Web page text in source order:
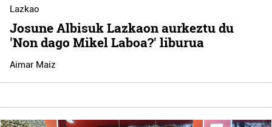
Lazkao
Josune Albisuk Lazkaon aurkeztu du
'Non dago Mikel Laboa?' liburua
Aimar Maiz